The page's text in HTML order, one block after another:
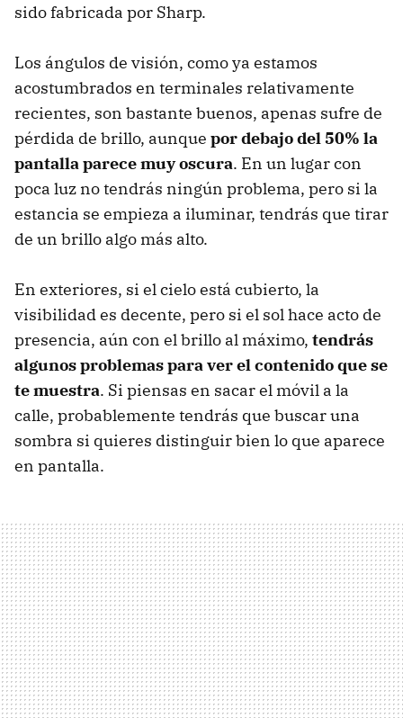
sido fabricada por Sharp.
Los ángulos de visión, como ya estamos
acostumbrados en terminales relativamente
recientes, son bastante buenos, apenas sufre de
pérdida de brillo, aunque por debajo del 50% la
pantalla parece muy oscura. En un lugar con
poca luz no tendrás ningún problema, pero si la
estancia se empieza a iluminar, tendrás que tirar
de un brillo algo más alto.
En exteriores, si el cielo está cubierto, la
visibilidad es decente, pero si el sol hace acto de
presencia, aún con el brillo al máximo, tendrás
algunos problemas para ver el contenido que se
te muestra. Si piensas en sacar el móvil a la
calle, probablemente tendrás que buscar una
sombra si quieres distinguir bien lo que aparece
en pantalla.